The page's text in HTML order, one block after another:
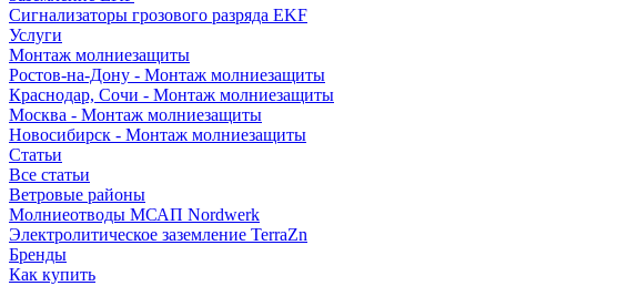
Сигнализаторы грозового разряда EKF
Услуги
Монтаж молниезащиты
Ростов-на-Дону - Монтаж молниезащиты
Краснодар, Сочи - Монтаж молниезащиты
Москва - Монтаж молниезащиты
Новосибирск - Монтаж молниезащиты
Статьи
Все статьи
Ветровые районы
Молниеотводы МСАП Nordwerk
Электролитическое заземление TerraZn
Бренды
Как купить